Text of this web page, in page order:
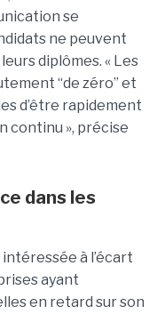
se
ne peuvent
diplômes. « Les
“de zéro” et
d’être rapidement
continu », précise
dans les
intéressée à l’écart
ayant
en retard sur son